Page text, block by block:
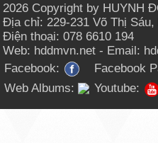
2026 Copyright by HUYNH
Địa chỉ: 229-231 Võ Thị Sáu,
Điện thoại: 078 6610 194
Web: hddmvn.net - Email:
Facebook:
Facebook
Web Albums:
Youtube: